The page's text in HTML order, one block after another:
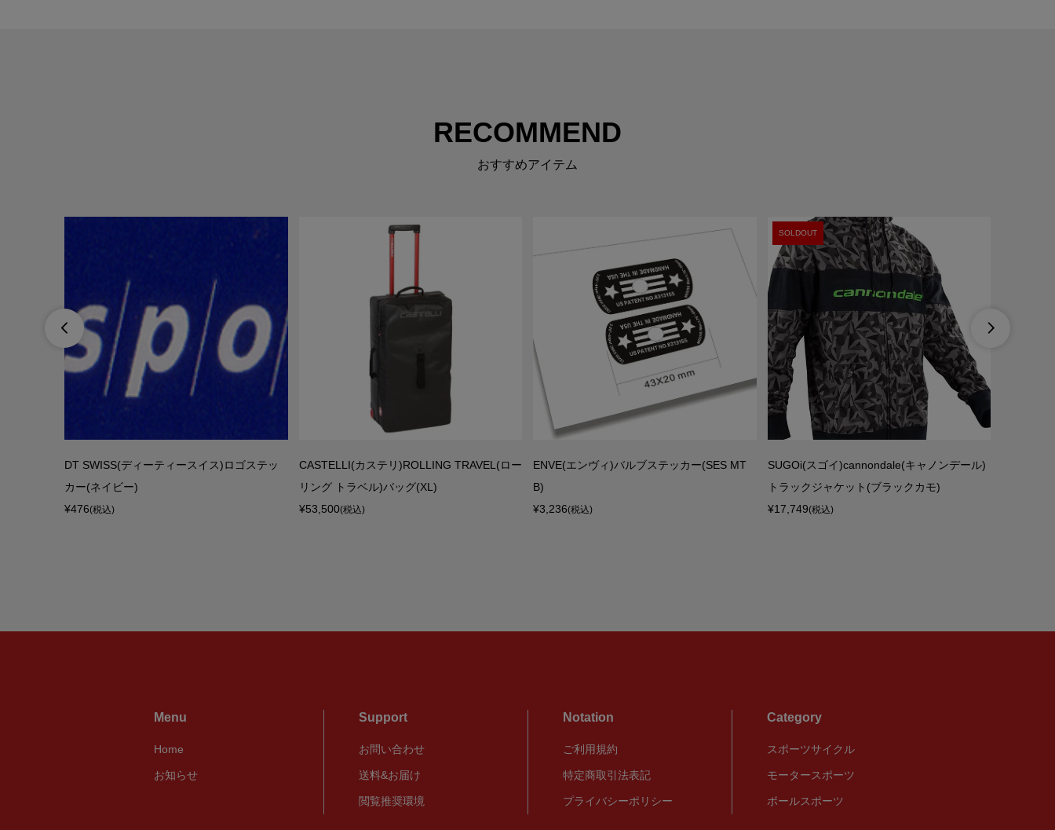
RECOMMEND
おすすめアイテム

DT SWISS(ディーティースイス)ロゴステッ
カー(ネイビー)
¥476(税込)
CASTELLI(カステリ)ROLLING TRAVEL(ロー
リング トラベル)バッグ(XL)
¥53,500(税込)
ENVE(エンヴィ)バルブステッカー(SES MT
B)
¥3,236(税込)
SOLDOUT
SUGOi(スゴイ)cannondale(キャノンデール)
トラックジャケット(ブラックカモ)
¥17,749(税込)

Menu
Home
お知らせ
Support
お問い合わせ
送料&お届け
閲覧推奨環境
Notation
ご利用規約
特定商取引法表記
プライバシーポリシー
Category
スポーツサイクル
モータースポーツ
ボールスポーツ